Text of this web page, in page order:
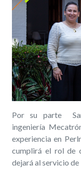
Por su parte
ingeniería
experiencia en
cumplirá el rol de
dejará al servicio